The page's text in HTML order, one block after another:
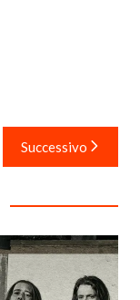
Successivo